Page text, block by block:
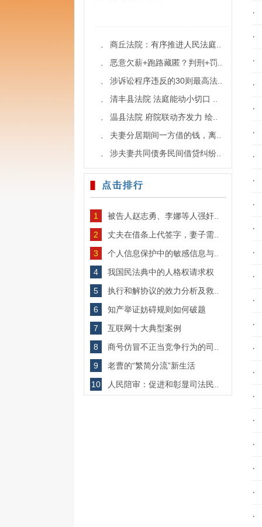
· 商丘法院：有序推进人民法庭..
· 恶意欠薪+跑路藏匿？判刑+罚..
· 涉诉讼程序违反的30则最高法..
· 清丰县法院 法庭能动小切口 ..
· 温县法院 府院联动齐发力 绘..
· 夫妻分居期间一方借的钱，离..
· 涉夫妻共同债务民间借贷纠纷..
点击排行
1
被告人赵志勇、李娜等人强奸..
2
丈夫在借条上代签字，妻子需..
3
个人信息保护中的敏感信息与..
4
我国民法典中的人格权请求权
5
执行和解协议的效力分析及救..
6
知产举证妨碍规则如何破题
7
互联网十大典型案例
8
商号仿冒不正当竞争行为的司..
9
老曹的“繁简分流”新生活
10
人民陪审：促进和彰显司法民..
·
·
·
·
·
·
·
·
·
·
·
·
·
·
·
·
·
·
·
·
·
·